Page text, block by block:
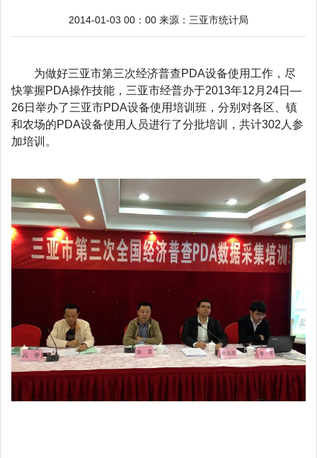
2014-01-03 00：00 来源： 三亚市统计局
为做好三亚市第三次经济普查PDA设备使用工作，尽
快掌握PDA操作技能，三亚市经普办于2013年12月24日—
26日举办了三亚市PDA设备使用培训班，分别对各区、镇
和农场的PDA设备使用人员进行了分批培训，共计302人参
加培训。